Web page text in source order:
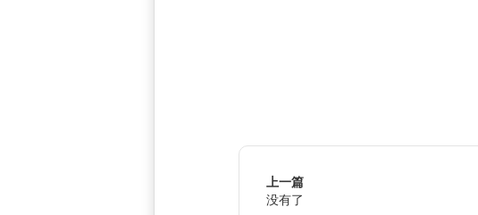
上一篇
没有了